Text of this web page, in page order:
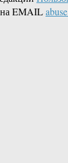
на EMAIL